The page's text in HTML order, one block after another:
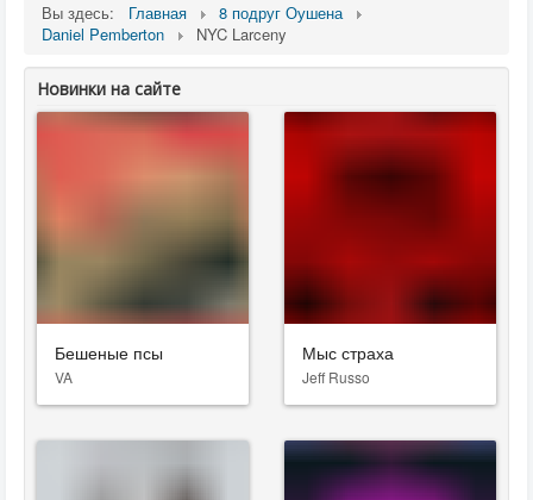
Вы здесь: Главная
8 подруг Оушена
Daniel Pemberton
NYC Larceny
Новинки на сайте
Бешеные псы
VA
Мыс страха
Jeff Russo